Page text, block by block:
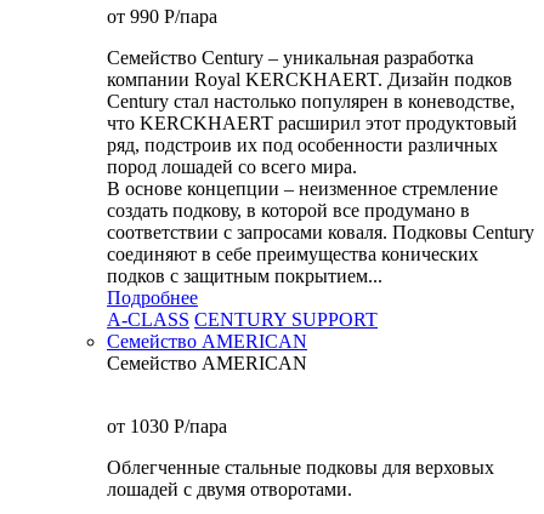
от 990 P/пара
Семейство Century – уникальная разработка
компании Royal KERCKHAERT. Дизайн подков
Century стал настолько популярен в коневодстве,
что KERCKHAERT расширил этот продуктовый
ряд, подстроив их под особенности различных
пород лошадей со всего мира.
В основе концепции – неизменное стремление
создать подкову, в которой все продумано в
соответствии с запросами коваля. Подковы Century
cоединяют в себе преимущества конических
подков с защитным покрытием...
Подробнее
A-CLASS CENTURY SUPPORT
Семейство AMERICAN
Семейство AMERICAN
от 1030 P/пара
Облегченные стальные подковы для верховых
лошадей с двумя отворотами.